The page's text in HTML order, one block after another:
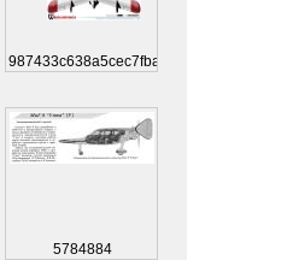
987433c638a5cec7fba1...
5784884